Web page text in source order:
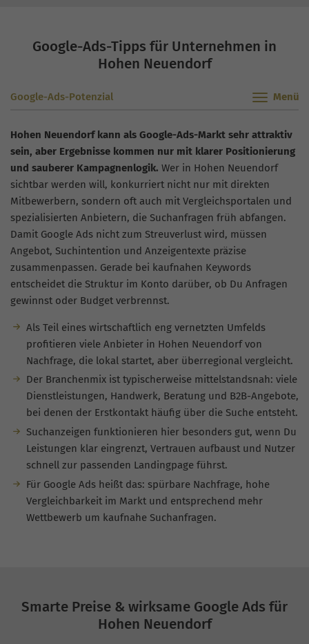
Google-Ads-Tipps für Unternehmen in
Hohen Neuendorf
Google-Ads-Potenzial
Hohen Neuendorf kann als Google-Ads-Markt sehr attraktiv
sein, aber Ergebnisse kommen nur mit klarer Positionierung
und sauberer Kampagnenlogik. Wer in Hohen Neuendorf
sichtbar werden will, konkurriert nicht nur mit direkten
Mitbewerbern, sondern oft auch mit Vergleichsportalen und
spezialisierten Anbietern, die Suchanfragen früh abfangen.
Damit Google Ads nicht zum Streuverlust wird, müssen
Angebot, Suchintention und Anzeigentexte präzise
zusammenpassen. Gerade bei kaufnahen Keywords
entscheidet die Struktur im Konto darüber, ob Du Anfragen
gewinnst oder Budget verbrennst.
Als Teil eines wirtschaftlich eng vernetzten Umfelds
profitieren viele Anbieter in Hohen Neuendorf von
Nachfrage, die lokal startet, aber überregional vergleicht.
Der Branchenmix ist typischerweise mittelstandsnah: viele
Dienstleistungen, Handwerk, Beratung und B2B-Angebote,
bei denen der Erstkontakt häufig über die Suche entsteht.
Suchanzeigen funktionieren hier besonders gut, wenn Du
Leistungen klar eingrenzt, Vertrauen aufbaust und Nutzer
schnell zur passenden Landingpage führst.
Für Google Ads heißt das: spürbare Nachfrage, hohe
Vergleichbarkeit im Markt und entsprechend mehr
Wettbewerb um kaufnahe Suchanfragen.
Smarte Preise & wirksame Google Ads für
Hohen Neuendorf